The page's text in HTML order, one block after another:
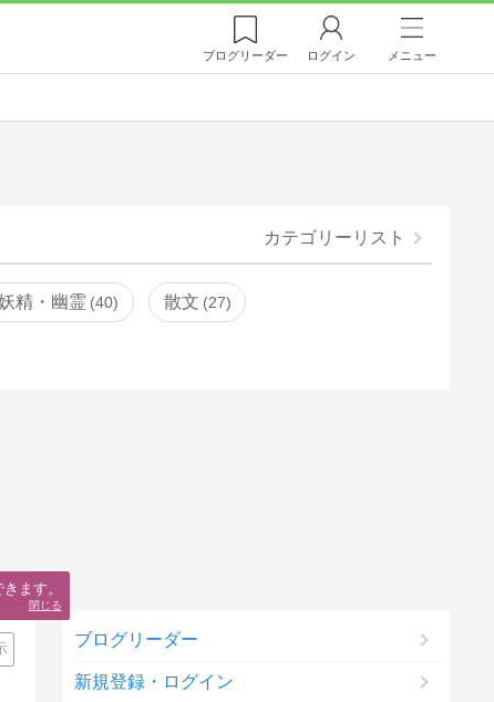
ブログリーダー ログイン メニュー
カテゴリーリスト
精・幽霊 40 散文 27
ブログリーダー
新規登録・ログイン
ます。
閉じる